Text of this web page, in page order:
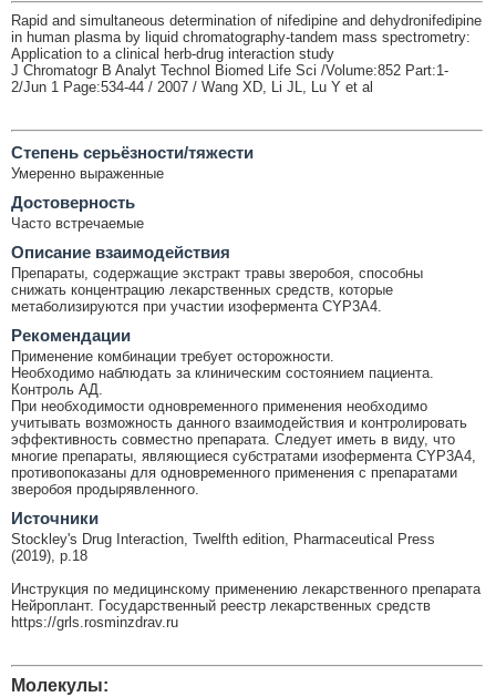
Rapid and simultaneous determination of nifedipine and dehydronifedipine
in human plasma by liquid chromatography-tandem mass spectrometry:
Application to a clinical herb-drug interaction study
J Chromatogr B Analyt Technol Biomed Life Sci /Volume:852 Part:1-
2/Jun 1 Page:534-44 / 2007 / Wang XD, Li JL, Lu Y et al
Cтепень серьёзности/тяжести
Умеренно выраженные
Достоверность
Часто встречаемые
Описание взаимодействия
Препараты, содержащие экстракт травы зверобоя, способны
снижать концентрацию лекарственных средств, которые
метаболизируются при участии изофермента CYP3A4.
Рекомендации
Применение комбинации требует осторожности.
Необходимо наблюдать за клиническим состоянием пациента.
Контроль АД.
При необходимости одновременного применения необходимо
учитывать возможность данного взаимодействия и контролировать
эффективность совместно препарата. Следует иметь в виду, что
многие препараты, являющиеся субстратами изофермента CYP3A4,
противопоказаны для одновременного применения с препаратами
зверобоя продырявленного.
Источники
Stockley's Drug Interaction, Twelfth edition, Pharmaceutical Press
(2019), p.18
Инструкция по медицинскому применению лекарственного препарата
Нейроплант. Государственный реестр лекарственных средств
https://grls.rosminzdrav.ru
Молекулы: